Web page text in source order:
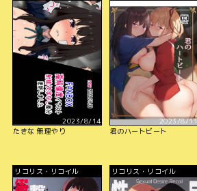
2023/8/14
たきな 無理やり
2023/8/11
君のハートビート
リコリス・リコイル リコリス・リコイル